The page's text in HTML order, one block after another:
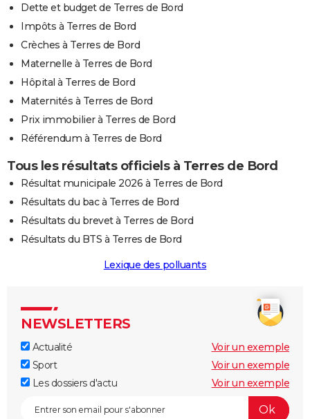
Dette et budget de Terres de Bord
Impôts à Terres de Bord
Crèches à Terres de Bord
Maternelle à Terres de Bord
Hôpital à Terres de Bord
Maternités à Terres de Bord
Prix immobilier à Terres de Bord
Référendum à Terres de Bord
Tous les résultats officiels à Terres de Bord
Résultat municipale 2026 à Terres de Bord
Résultats du bac à Terres de Bord
Résultats du brevet à Terres de Bord
Résultats du BTS à Terres de Bord
Lexique des polluants
NEWSLETTERS
Actualité
Voir un exemple
Sport
Voir un exemple
Les dossiers d'actu
Voir un exemple